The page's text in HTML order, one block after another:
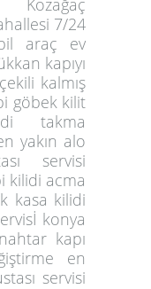
Kozağaç
7/24
araç ev
kapıyı
kalmış
göbek kilit
takma
yakın alo
servisi
kilidi acma
kasa kilidi
konya
kapı
en
servisi